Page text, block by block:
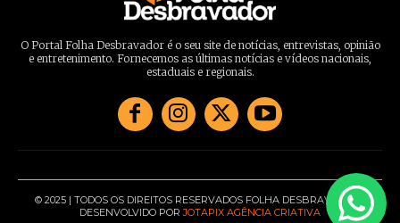
O Portal Folha Desbravador é o seu site de notícias, entrevistas, opinião
e entretenimento. Fornecemos as últimas notícias e vídeos nacionais,
estaduais e regionais.
© 2025 | TODOS OS DIREITOS RESERVADOS FOLHA DESBRAVADOR |
DESENVOLVIDO PORJOTAPIX AGÊNCIA CRIATIVA